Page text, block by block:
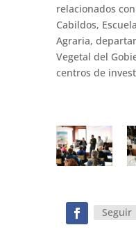
relacionados
Cabildos,
Agraria,
Vegetal del
centros de
Seguir